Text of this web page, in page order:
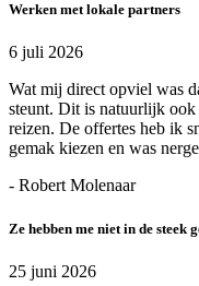
Werken met lokale partners
6 juli 2026
Wat mij direct opviel was
steunt. Dit is natuurlijk
reizen. De offertes heb ik
gemak kiezen en was
- Robert Molenaar
Ze hebben me niet in de steek
25 juni 2026